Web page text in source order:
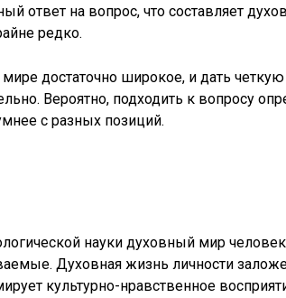
ответ на вопрос, что составляет
редко.
достаточно широкое, и дать
Вероятно, подходить к вопросу
с разных позиций.
науки духовный мир
Духовная жизнь личности
культурно-нравственное